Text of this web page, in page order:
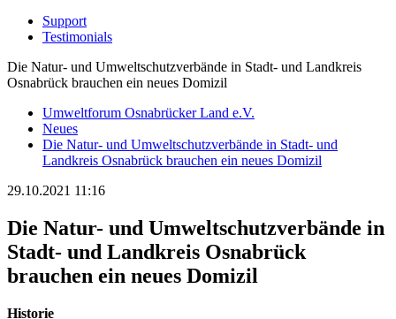
Support
Testimonials
Die Natur- und Umweltschutzverbände in Stadt- und Landkreis
Osnabrück brauchen ein neues Domizil
Umweltforum Osnabrücker Land e.V.
Neues
Die Natur- und Umweltschutzverbände in Stadt- und
Landkreis Osnabrück brauchen ein neues Domizil
29.10.2021 11:16
Die Natur- und Umweltschutzverbände in
Stadt- und Landkreis Osnabrück
brauchen ein neues Domizil
Historie